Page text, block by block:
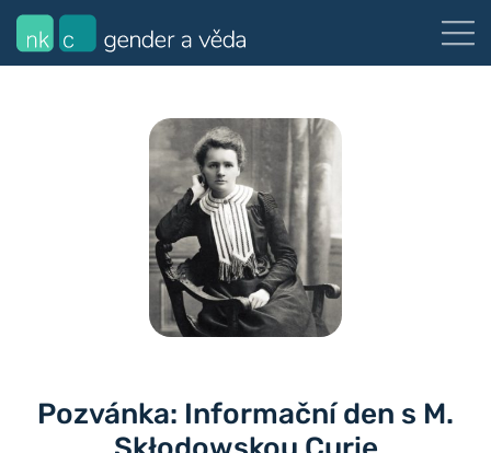
Pozvánka: Informační den s M.